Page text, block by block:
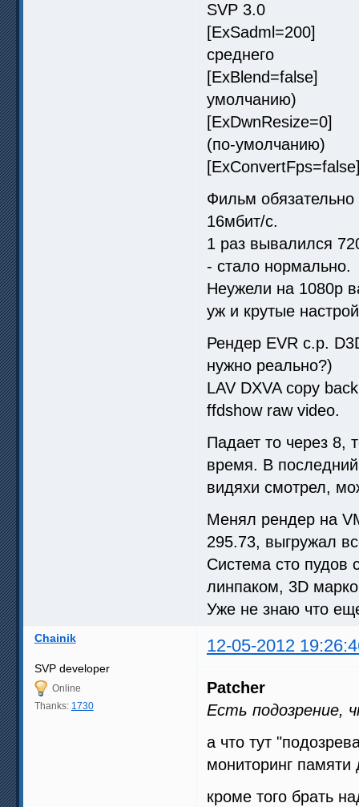
SVP 3.0
[ExSadml=200]
среднего
[ExBlend=false]
умолчанию)
(по-умолчанию)
Фильм
16мбит/с.
1 раз вывалился
- стало нормально.
Неужели на 1080p
уж и крутые
Рендер EVR c.p.
нужно реально?)
LAV DXVA copy
ffdshow raw video.
Падает то через 8,
время. В последний
видяхи смотрел,
Менял рендер на
295.73, выгружал
Система сто пудов
линпаком, 3D
Уже не знаю что
Chainik 12-05-2012
SVP developer
Online
Thanks: 1730
Patcher
Есть подозрение,
а что тут
мониторинг
кроме того брать